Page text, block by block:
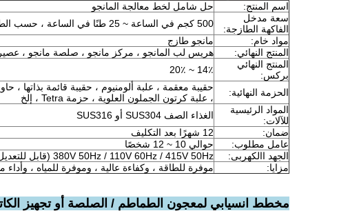
اسم المنتج:
حل شامل لخط معالجة المانجو
سعة مدخل
الفاكهة الطازجة:
500 كجم في الساعة ~ 25 طنًا في الساعة ، حسب الطلب
مواد خام:
مانجو طازج
المنتج النهائي:
هريس لب المانجو ، مركز مانجو ، صلصة مانجو ،
المنتج النهائي
بركس:
14٪ ~ 20٪
الحزمة النهائية:
، علبة كرتون الجملون العلوية ، حزمة Tetra ، إلخ
المواد الرئيسية
للآلات:
الغذاء الصف SUS304 أو SUS316
ضمان:
12 شهرًا بعد التكليف
عامل مطلوب:
حوالي 10 ~ 12 شخصًا
الجهد االكهربى:
380V 50Hz / 110V 60Hz / 415V 50Hz (قابل للتعديل لمعيار بلد العميل)
مزايا:
موفرة للطاقة ، وكفاءة عالية ، وموفرة للمياه ، وأداء
مخطط انسيابي لمعجون الطماطم / الصلصة أو تجهيز